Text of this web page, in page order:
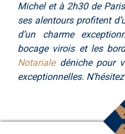
Michel et à 2h30 de
ses alentours profitent
d’un charme
bocage virois et les
Notarialedéniche pour
exceptionnelles.